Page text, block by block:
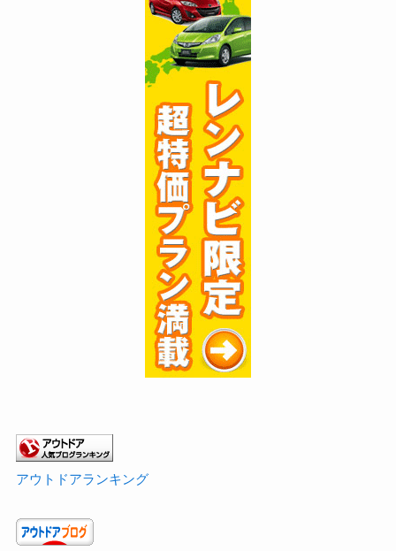
アウトドアランキング